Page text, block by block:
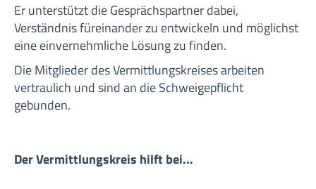
Er unterstützt die Gesprächspartner dabei,
Verständnis füreinander zu entwickeln und möglichst
eine einvernehmliche Lösung zu finden.
Die Mitglieder des Vermittlungskreises arbeiten
vertraulich und sind an die Schweigepflicht
gebunden.
Der Vermittlungskreis hilft bei...